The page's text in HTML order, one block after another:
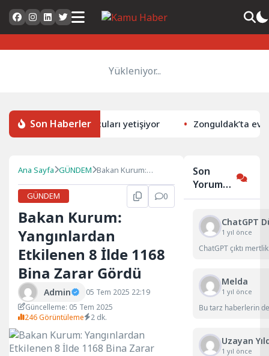
Yükleniyor...
Son Haberler
geleceğin sporcuları yetişiyor Zonguldak’ta
Ana Sayfa GÜNDEM Bakan Kurum:
Etkilenen 8 İlde 1168
Bina Zarar Gördü
GÜNDEM 0
Bakan Kurum:
Yangınlardan
Etkilenen 8 İlde 1168
Bina Zarar Gördü
Admin
05 Tem 2025 22:19
Güncelleme: 05 Tem 2025
246 Görüntüleme
2 dk.
Son
Yorumlar
ChatGPT
1 yıl önce
ChatGPT çıktı
Melda
1 yıl önce
Bu tarz haberlerin
Uzayan
1 yıl önce